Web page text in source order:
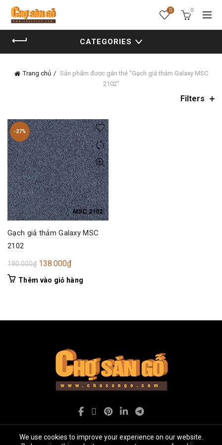
0 0
CATEGORIES
Trang chủ
Sản phẩm được gắn thẻ “Gạch giả thảm Galaxy MSC
2102”
Filters
-27%
Gạch giả thảm Galaxy MSC
2102
190.000₫ Giá
gốc
138.000₫Giá
hiện
Thêm vào giỏ hàng
We use cookies to improve your experience on our website.